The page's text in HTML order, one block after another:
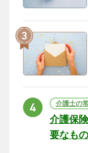
介護士の
介護保
要なも